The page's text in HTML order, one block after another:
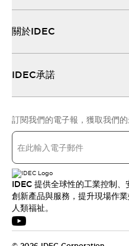
關於IDEC
IDEC承諾
訂閱我們的電子報，獲取我們
IDEC 提供全球性的工業控制
創新產品與服務，提升現場作
人類福祉。